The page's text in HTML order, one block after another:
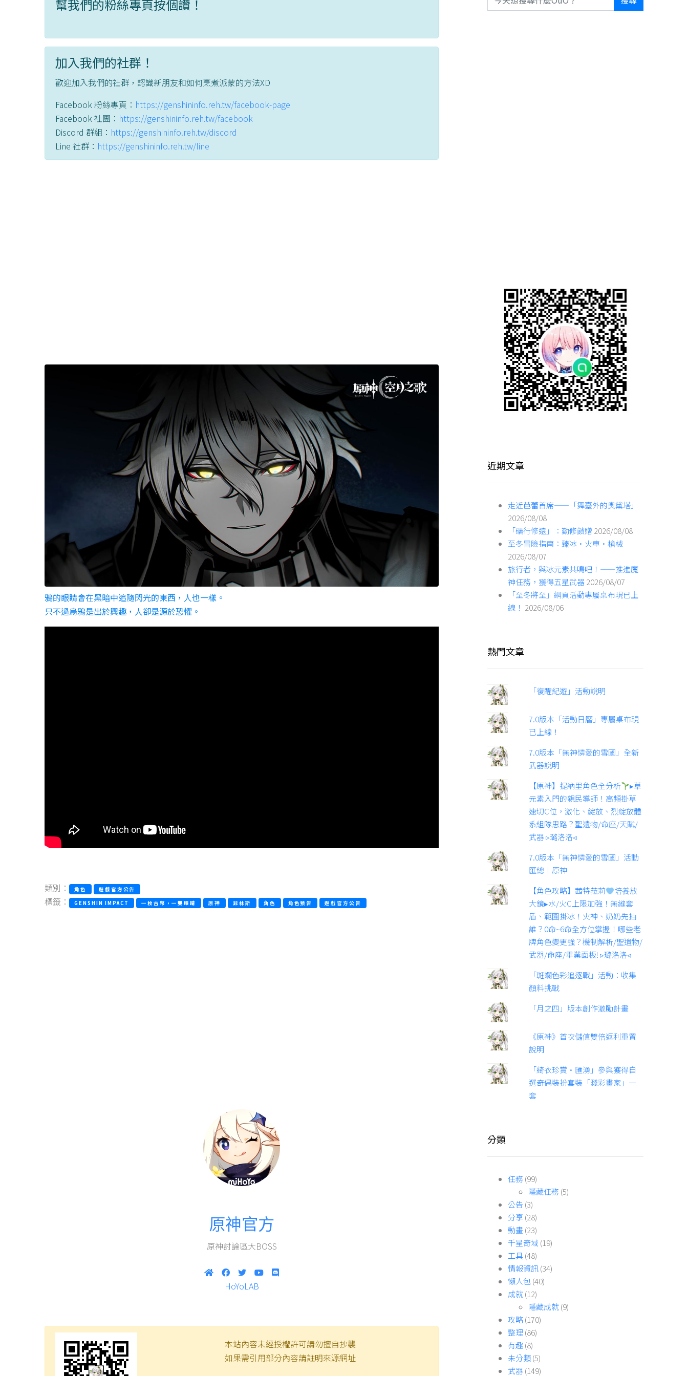
幫我們的粉絲專頁按個讚！
加入我們的社群！
歡迎加入我們的社群，認識新朋友和如何烹煮派蒙的方法XD
Facebook 粉絲專頁： https://genshininfo.reh.tw/facebook-page
Facebook 社團： https://genshininfo.reh.tw/facebook
Discord 群組： https://genshininfo.reh.tw/discord
Line 社群： https://genshininfo.reh.tw/line
鴉的眼睛會在黑暗中追隨閃光的東西，人也一樣。
只不過烏鴉是出於興趣，人卻是源於恐懼。
類別： 角色 遊戲官方公告
標籤： GENSHIN IMPACT 一枚古幣，一雙眼睛 原神 菲林斯 角色 角色預告 遊戲官方公告
原神官方
原神討論區大BOSS
HoYoLAB
本站內容未經授權許可請勿擅自抄襲
如果需引用部分內容請註明來源網址
近期文章
走近芭蕾首席——「舞臺外的奧黛塔」
2026/08/08
「礪行修遠」：勤修饋贈 2026/08/08
至冬冒險指南：臻冰·火車·槍械
2026/08/07
旅行者，與冰元素共鳴吧！——推進魔
神任務，獲得五星武器2026/08/07
「至冬將至」網頁活動專屬桌布現已上
線！ 2026/08/06
熱門文章
「復醒紀遊」活動說明
7.0版本「活動日曆」專屬桌布現
已上線！
7.0版本「無神憐愛的雪國」全新
武器說明
【原神】提納里角色全分析
▸草
元素入門的親民導師！高頻掛草
速切C位，激化、綻放、烈綻放體
系組隊思路？聖遺物/命座/天賦/
武器 ▹璐洛洛◃
7.0版本「無神憐愛的雪國」活動
匯總｜原神
【角色攻略】茜特菈莉
培養放
大鏡▸水/火C上限加強！無縫套
盾、範圍掛冰！火神、奶奶先抽
誰？0命~6命全方位掌握！哪些老
牌角色變更強？機制解析/聖遺物/
武器/命座/畢業面板! ▹璐洛洛◃
「斑斕色彩追逐戰」活動：收集
顏料挑戰
「月之四」版本創作激勵計畫
《原神》首次儲值雙倍返利重置
說明
「綺衣珍賞·匯湧」參與獲得自
選奇偶裝扮套裝「濺彩畫家」一
套
分類
任務 (99)
隱藏任務 (5)
公告 (3)
分享(28)
動畫(23)
千星奇域 (19)
工具(48)
情報資訊(34)
懶人包(40)
成就(12)
隱藏成就(9)
攻略(170)
整理(86)
有趣(8)
未分類(5)
武器(149)